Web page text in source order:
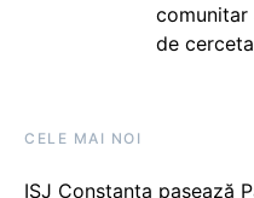
comunitar
de
CELE MAI NOI
ISJ Constanța pasează